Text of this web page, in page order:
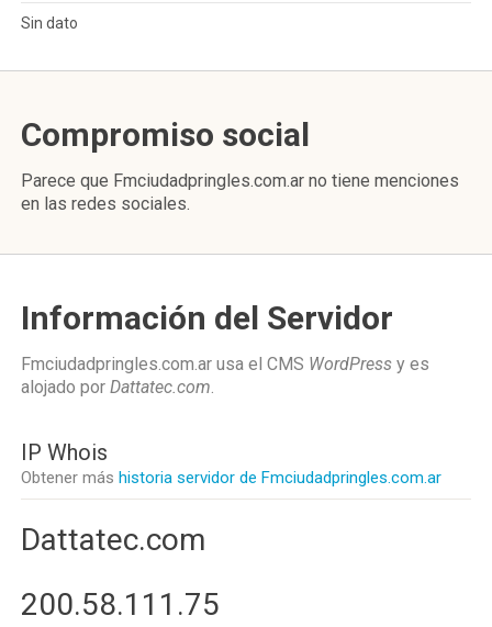
Sin dato
Compromiso social
Parece que Fmciudadpringles.com.ar no tiene menciones
en las redes sociales.
Información del Servidor
Fmciudadpringles.com.ar usa el CMS WordPress y es
alojado por Dattatec.com.
IP Whois
Obtener más historia servidor de Fmciudadpringles.com.ar
Dattatec.com
200.58.111.75